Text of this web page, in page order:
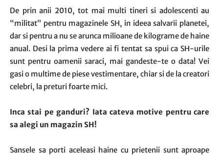
De prin anii 2010, tot mai multi tineri si adolescenti au
“militat” pentru magazinele SH, in ideea salvarii planetei,
dar si pentru a nu se arunca milioane de kilograme de haine
anual. Desi la prima vedere ai fi tentat sa spui ca SH-urile
sunt pentru oamenii saraci, mai gandeste-te o data! Vei
gasi o multime de piese vestimentare, chiar si de la creatori
celebri, la preturi foarte mici.
Inca stai pe ganduri? Iata cateva motive pentru care
sa alegi un magazin SH!
Sansele sa porti aceleasi haine cu prietenii sunt aproape